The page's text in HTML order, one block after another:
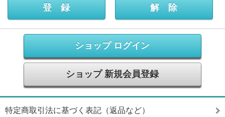
ショップ ログイン
ショップ 新規会員登録
特定商取引法に基づく表記（返品など）